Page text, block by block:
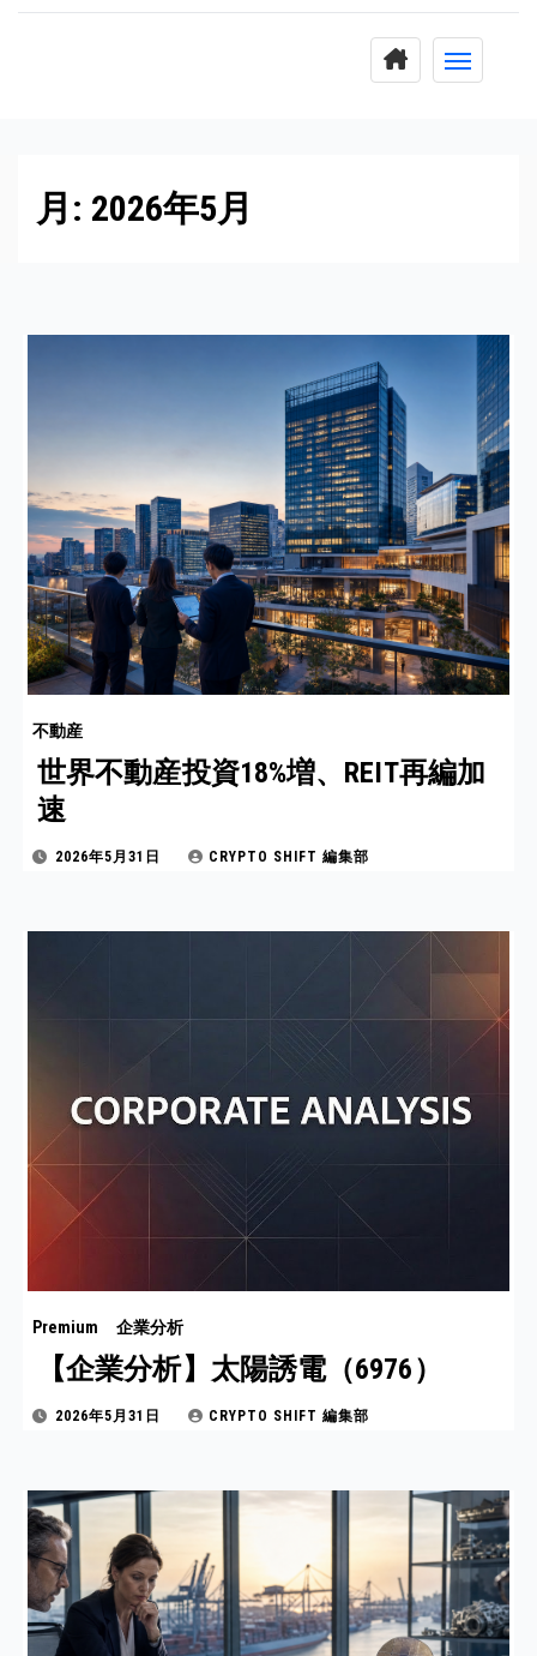
月: 2026年5月
不動産
世界不動産投資18%増、REIT再編加
速
2026年5月31日 CRYPTO SHIFT 編集部
Premium 企業分析
【企業分析】太陽誘電（6976）
2026年5月31日 CRYPTO SHIFT 編集部